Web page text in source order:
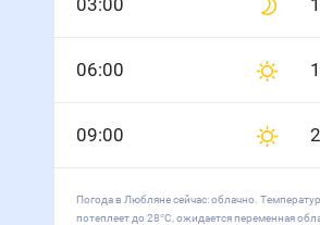
03:00
06:00
09:00
Погода в Любляне сейчас: облачно.
потеплеет до 28°С, ожидается переменная